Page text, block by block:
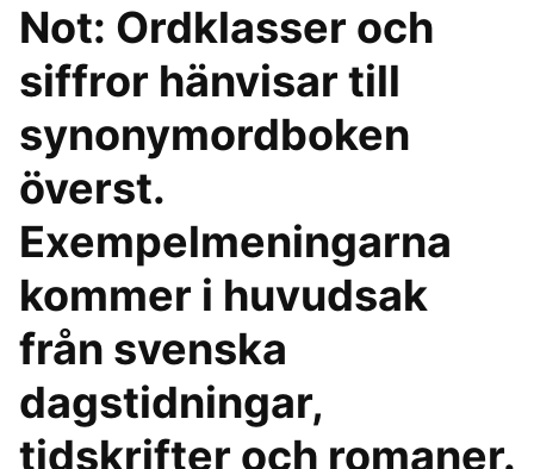
Not: Ordklasser och
siffror hänvisar till
synonymordboken
överst.
Exempelmeningarna
kommer i huvudsak
från svenska
dagstidningar,
tidskrifter och romaner.